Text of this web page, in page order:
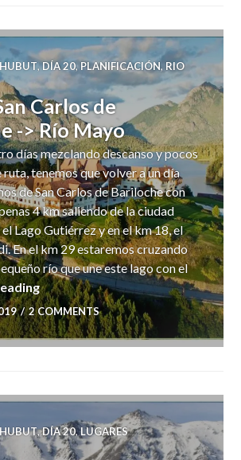
,DÍA 20,PLANIFICACIÓN, RIO
Carlos de
-> Río Mayo
días mezclando descanso y pocos
tenemos que volver a un día
de San Carlos de Bariloche con
4 km saliendo de la ciudad
Lago Gutiérrez y en el km 18, el
En el km 29 estaremos cruzando
río que une este lago con el
Día 20: San Carlos de Bariloche ->
2 COMMENTS
,DÍA 20,LUGARES